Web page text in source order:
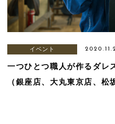
イベント
一つひとつ職人が作るダレ
（銀座店、大丸東京店、松